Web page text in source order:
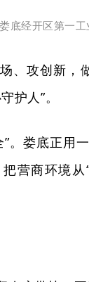
经开区第一
、攻创新，
护人”。
。娄底正用
营商环境从